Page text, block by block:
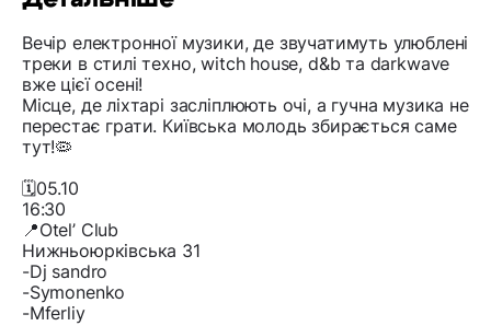
Вечір електронної музики, де звучатимуть улюблені
треки в стилі техно, witch house, d&b та darkwave
вже цієї осені!
Місце, де ліхтарі засліплюють очі, а гучна музика не
перестає грати. Київська молодь збирається саме
тут!🦠
🗓️05.10
16:30
📍Otel’ Club
Нижньоюрківська 31
-Dj sandro
-Symonenko
-Mferliy